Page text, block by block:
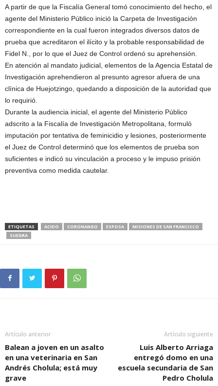
A partir de que la Fiscalía General tomó conocimiento del hecho, el
agente del Ministerio Público inició la Carpeta de Investigación
correspondiente en la cual fueron integrados diversos datos de
prueba que acreditaron el ilícito y la probable responsabilidad de
Fidel N., por lo que el Juez de Control ordenó su aprehensión.
En atención al mandato judicial, elementos de la Agencia Estatal de
Investigación aprehendieron al presunto agresor afuera de una
clínica de Huejotzingo, quedando a disposición de la autoridad que
lo requirió.
Durante la audiencia inicial, el agente del Ministerio Público
adscrito a la Fiscalía de Investigación Metropolitana, formuló
imputación por tentativa de feminicidio y lesiones, posteriormente
el Juez de Control determinó que los elementos de prueba son
suficientes e indicó su vinculación a proceso y le impuso prisión
preventiva como medida cautelar.
ETIQUETAS ACIDO CORONANGO ESPOSA
MISIONES DE SAN FRANCISCO
SUEGRA
Artículo anterior
Balean a joven en un asalto
en una veterinaria en San
Andrés Cholula; está muy
grave
Artículo siguiente
Luis Alberto Arriaga
entregó domo en una
escuela secundaria de San
Pedro Cholula